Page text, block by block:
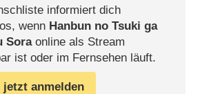
informiert dich
wenn Hanbun no Tsuki ga
Soraonline als Stream
ist oder im Fernsehen läuft.
jetzt anmelden